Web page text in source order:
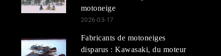
motoneige
2026-03-17
Fabricants de motoneiges
disparus : Kawasaki, du moteur